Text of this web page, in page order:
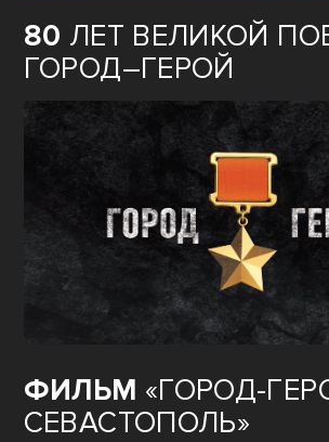
80 ЛЕТ ВЕЛИКОЙ
ГОРОД–ГЕРОЙ
ФИЛЬМ «ГОРОД-
СЕВАСТОПОЛЬ»